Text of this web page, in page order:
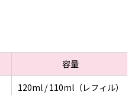
容量
120ml / 110ml（レフィル）